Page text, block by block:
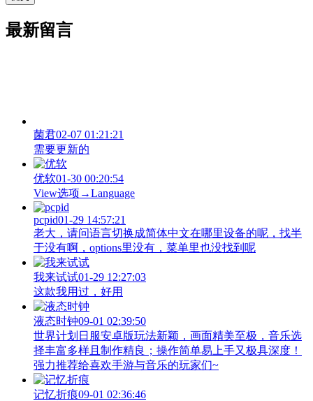
最新留言
菌君02-07 01:21:21
需要更新的
优软01-30 00:20:54
View‌选项→Language
pcpid01-29 14:57:21
老大，请问语言切换成简体中文在哪里设备的呢，找半
于没有啊，options里没有，菜单里也没找到呢
我来试试01-29 12:27:03
这款我用过，好用
液态时钟09-01 02:39:50
世界计划日服安卓版玩法新颖，画面精美至极，音乐选
择丰富多样且制作精良；操作简单易上手又极具深度！
强力推荐给喜欢手游与音乐的玩家们~
记忆折痕09-01 02:36:46